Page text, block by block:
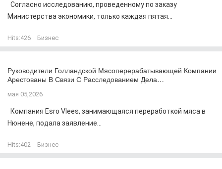
Согласно исследованию, проведенному по заказу
Министерства экономики, только каждая пятая...
Hits:426 Бизнес
Руководители Голландской Мясоперерабатывающей Компании
Арестованы В Связи С Расследованием Дела…
мая 05,2026
Компания Esro Vlees, занимающаяся переработкой мяса в
Нюнене, подала заявление...
Hits:402 Бизнес